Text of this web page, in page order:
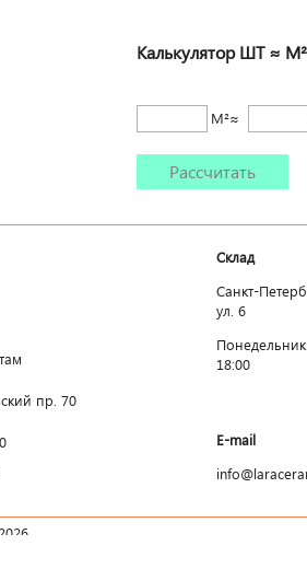
Калькулятор ШТ ≈ М²
М²≈
Рассчитать
пр. 70
Склад
Санкт-
ул. 6
18:00
E-mail
2026